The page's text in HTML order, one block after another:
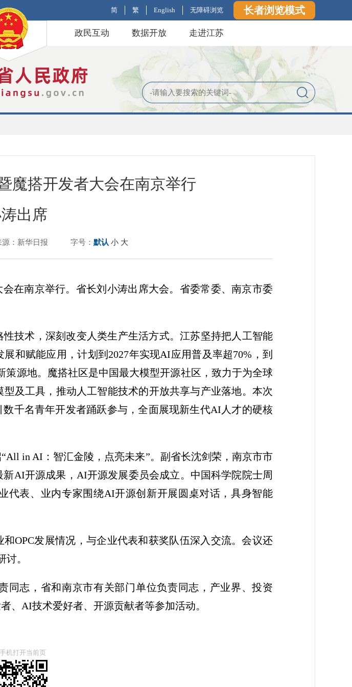
简 繁 English 无障碍浏览 长者浏览模式
政民互动 数据开放 走进江苏
魔搭开发者大会在南京举行
出席
源：新华日报 字号： 默认 小 大
在南京举行。省长刘小涛出席大会。省委常委、南京市委
技术，深刻改变人类生产生活方式。江苏坚持把人工智能
和赋能应用，计划到2027年实现AI应用普及率超70%，到
策源地。魔搭社区是中国最大模型开源社区，致力于为全球
及工具，推动人工智能技术的开放共享与产业落地。本次
数千名青年开发者踊跃参与，全面展现新生代AI人才的硬核
in AI：智汇金陵，点亮未来”。副省长沈剑荣，南京市市
AI开源成果，AI开源发展委员会成立。中国科学院院士周
代表、业内专家围绕AI开源创新开展圆桌对话，具身智能
OPC发展情况，与企业代表和获奖队伍深入交流。会议还
。
同志，省和南京市有关部门单位负责同志，产业界、投资
、AI技术爱好者、开源贡献者等参加活动。
机打开当前页